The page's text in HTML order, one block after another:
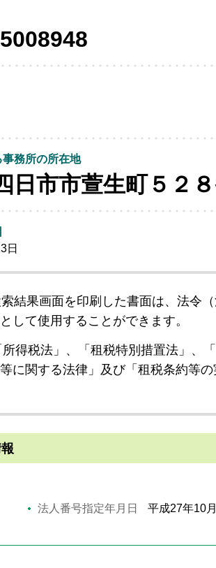
務所の所在地
日市市萱生町５２
日
結果画面を印刷した書面は、法令
して使用することができます。
所得税法」、「租税特別措置法」、
に関する法律」及び「租税条約等
法人番号指定年月日 平成27年10